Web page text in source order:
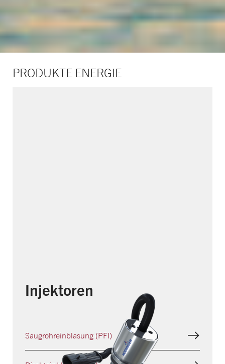
PRODUKTE ENERGIE
Injektoren
Saugrohr­einblasung (PFI)